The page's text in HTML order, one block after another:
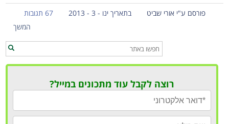
פורסם ע"י אורי שביט בתאריך ינו - 3 - 2013
67 תגובות
המשך
רוצה לקבל עוד מתכונים במייל?